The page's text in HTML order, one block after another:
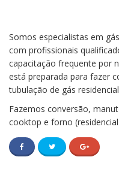
Somos especialistas em
com profissionais
capacitação frequente por
está preparada para fazer
tubulação de gás
Fazemos conversão,
cooktop e forno